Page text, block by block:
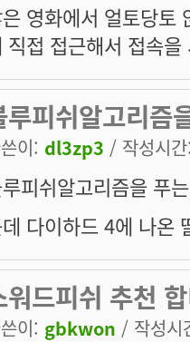
영화에서 얼토당토
직접 접근해서 접속
루피쉬알고리즘
이: dl3zp3 / 작성시
피쉬알고리즘을 푸
다이하드 4에 나온
워드피쉬 추천
이: gbkwon / 작성